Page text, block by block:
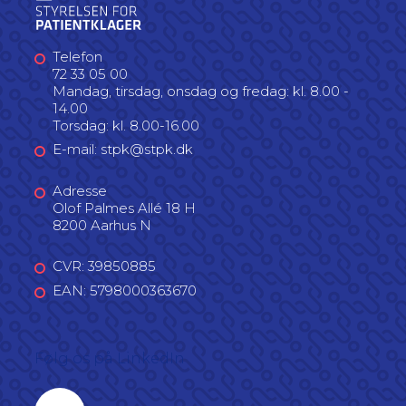
Telefon
72 33 05 00
Mandag, tirsdag, onsdag og fredag: kl. 8.00 -
14.00
Torsdag: kl. 8.00-16.00
E-mail: stpk@stpk.dk
Adresse
Olof Palmes Allé 18 H
8200 Aarhus N
CVR: 39850885
EAN: 5798000363670
Linkedin profil